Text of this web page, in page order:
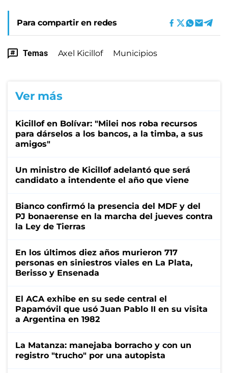
Para compartir en redes
Temas Axel Kicillof Municipios
Ver más
Kicillof en Bolívar: "Milei nos roba recursos
para dárselos a los bancos, a la timba, a sus
amigos"
Un ministro de Kicillof adelantó que será
candidato a intendente el año que viene
Bianco confirmó la presencia del MDF y del
PJ bonaerense en la marcha del jueves contra
la Ley de Tierras
En los últimos diez años murieron 717
personas en siniestros viales en La Plata,
Berisso y Ensenada
El ACA exhibe en su sede central el
Papamóvil que usó Juan Pablo II en su visita
a Argentina en 1982
La Matanza: manejaba borracho y con un
registro "trucho" por una autopista